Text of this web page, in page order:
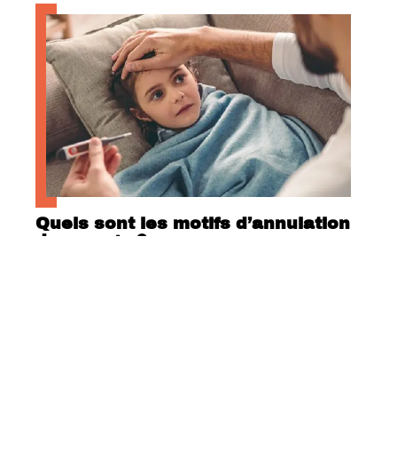
Quels sont les motifs d’annulation
de voyage ?